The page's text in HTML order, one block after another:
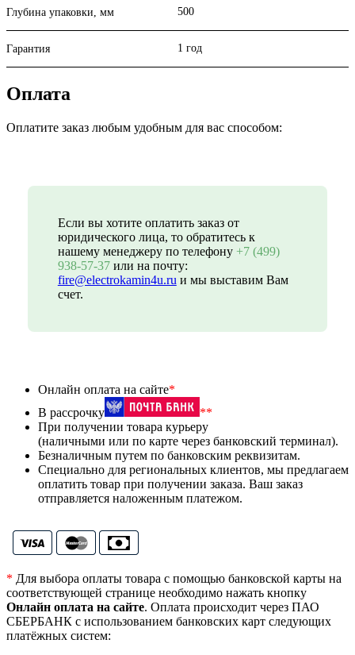
Глубина упаковки, мм 500
Гарантия 1 год
Оплата
Оплатите заказ любым удобным для вас способом:
Если вы хотите оплатить заказ от
юридического лица, то обратитесь к
нашему менеджеру по телефону +7 (499)
938-57-37или на почту:
fire@electrokamin4u.ru и мы выставим Вам
счет.
Онлайн оплата на сайте*
В рассрочку
**
При получении товара курьеру
(наличными или по карте через банковский терминал).
Безналичным путем по банковским реквизитам.
Специально для региональных клиентов, мы предлагаем
оплатить товар при получении заказа. Ваш заказ
отправляется наложенным платежом.
* Для выбора оплаты товара с помощью банковской карты на
соответствующей странице необходимо нажать кнопку
Онлайн оплата на сайте. Оплата происходит через ПАО
СБЕРБАНК с использованием банковских карт следующих
платёжных систем: